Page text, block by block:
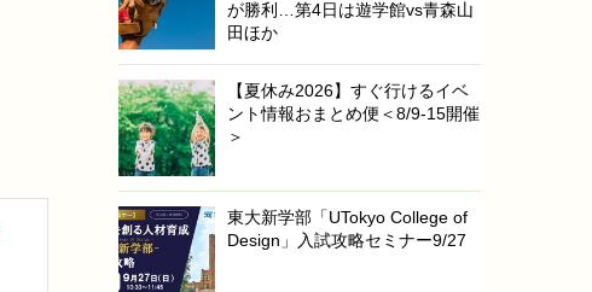
が勝利…第4日は遊学館vs青森山
田ほか
【夏休み2026】すぐ行けるイベ
ント情報おまとめ便＜8/9-15開催
＞
東大新学部「UTokyo College of
Design」入試攻略セミナー9/27